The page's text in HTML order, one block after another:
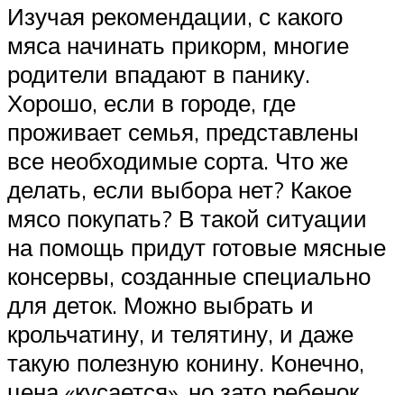
Изучая рекомендации, с какого
мяса начинать прикорм, многие
родители впадают в панику.
Хорошо, если в городе, где
проживает семья, представлены
все необходимые сорта. Что же
делать, если выбора нет? Какое
мясо покупать? В такой ситуации
на помощь придут готовые мясные
консервы, созданные специально
для деток. Можно выбрать и
крольчатину, и телятину, и даже
такую полезную конину. Конечно,